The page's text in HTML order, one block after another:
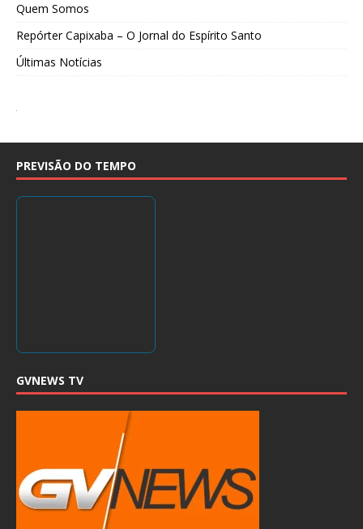
Quem Somos
Repórter Capixaba – O Jornal do Espírito Santo
Últimas Notícias
PREVISÃO DO TEMPO
GVNEWS TV